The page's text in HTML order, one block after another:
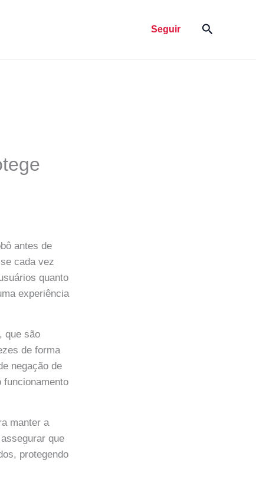
Seguir Pesquisar
antes de
cada vez
quanto
experiência
que são
de forma
negação de
manter a
que
protegendo